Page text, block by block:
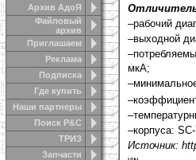
Архив АдоЯ
Файловый
архив
Приглашаем
Реклама
Подписка
Где купить
Наши партнеры
Поиск Р&С
ТРИЗ
Запчасти
–рабочий
–выходной
мкА;
–корпуса:
Источник: